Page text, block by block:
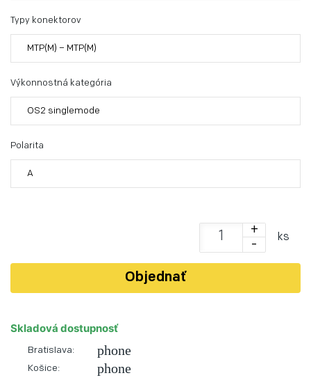
Typy konektorov
MTP(M) – MTP(M)
Výkonnostná kategória
OS2 singlemode
Polarita
A
+
-
ks
Objednať
Skladová dostupnosť
Bratislava: phone
Košice: phone